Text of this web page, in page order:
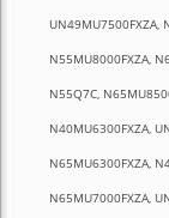
UN49MU7500FXZA,
N55MU8000FXZA,
N55Q7C,
N40MU6300FXZA,
N65MU6300FXZA,
N65MU7000FXZA,